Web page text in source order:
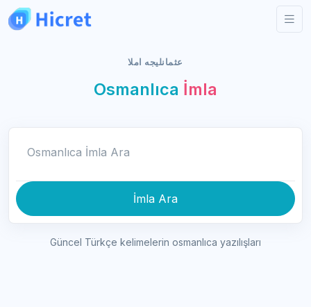
عثمانليجه املا
Osmanlıca İmla
İmla Ara
Güncel Türkçe kelimelerin osmanlıca yazılışları